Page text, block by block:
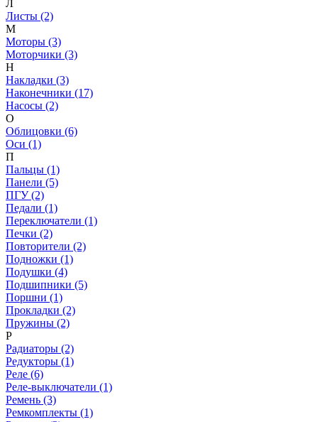
Л
Листы (2)
М
Моторы (3)
Моторчики (3)
Н
Накладки (3)
Наконечники (17)
Насосы (2)
О
Облицовки (6)
Оси (1)
П
Пальцы (1)
Панели (5)
ПГУ (2)
Педали (1)
Переключатели (1)
Печки (2)
Повторители (2)
Подножки (1)
Подушки (4)
Подшипники (5)
Поршни (1)
Прокладки (2)
Пружины (2)
Р
Радиаторы (2)
Редукторы (1)
Реле (6)
Реле-выключатели (1)
Ремень (3)
Ремкомплекты (1)